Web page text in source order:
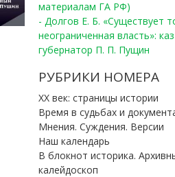
материалам ГА РФ)
- Долгов Е. Б. «Существует
неограниченная власть»:
губернатор П. П. Пущин
РУБРИКИ НОМЕРА
ХХ век: страницы истории
Время в судьбах и
Мнения. Суждения. Версии
Наш календарь
В блокнот историка.
калейдоскоп